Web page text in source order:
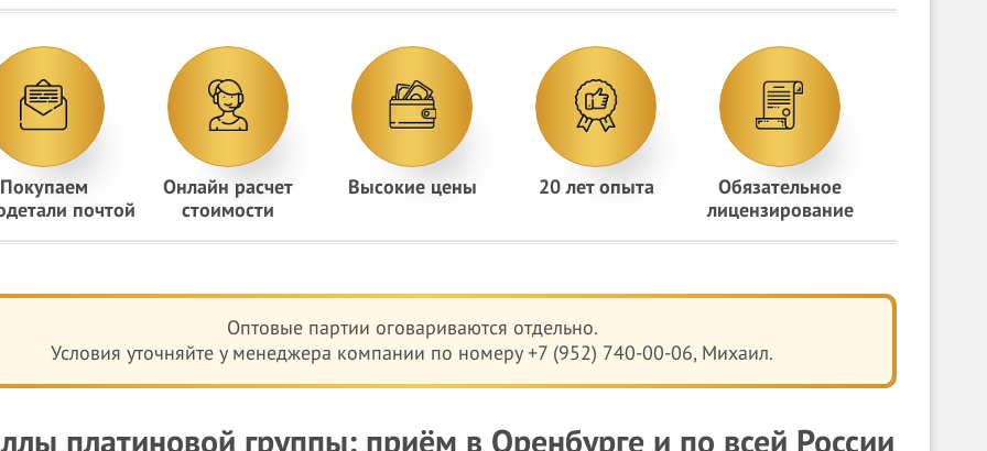
Покупаем
почтой
Онлайн расчет
стоимости
Высокие цены 20 лет опыта
Обязательное
лицензирование
Оптовые партии оговариваются отдельно.
Условия уточняйте у менеджера компании по номеру +7 (952) 740-00-06, Михаил.
платиновой группы: приём в Оренбурге и по всей России